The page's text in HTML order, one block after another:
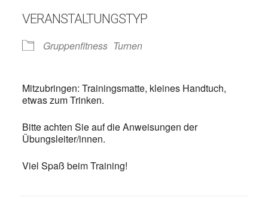
VERANSTALTUNGSTYP
Gruppenfitness Turnen
Mitzubringen: Trainingsmatte, kleines Handtuch,
etwas zum Trinken.
Bitte achten Sie auf die Anweisungen der
Übungsleiter/innen.
Viel Spaß beim Training!